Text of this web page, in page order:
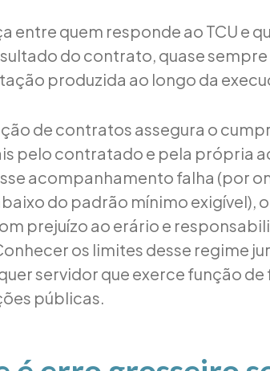
entre quem responde ao TCU e
do contrato, quase
produzida ao longo da
de contratos assegura o
pelo contratado e pela própria
acompanhamento falha (por
do padrão mínimo exigível),
prejuízo ao erário e
os limites desse regime
servidor que exerce função de
públicas.